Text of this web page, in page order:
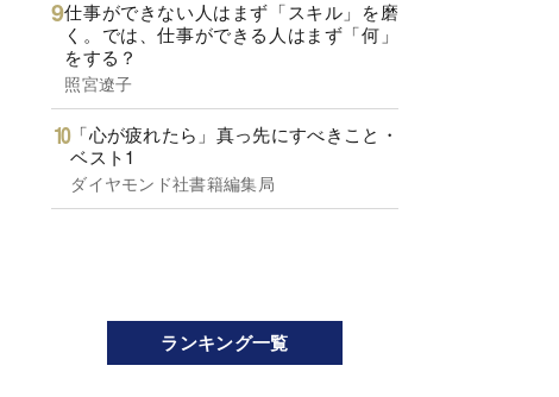
仕事ができない人はまず「スキル」を磨
く。では、仕事ができる人はまず「何」
をする？
照宮遼子
「心が疲れたら」真っ先にすべきこと・
ベスト1
ダイヤモンド社書籍編集局
ランキング一覧